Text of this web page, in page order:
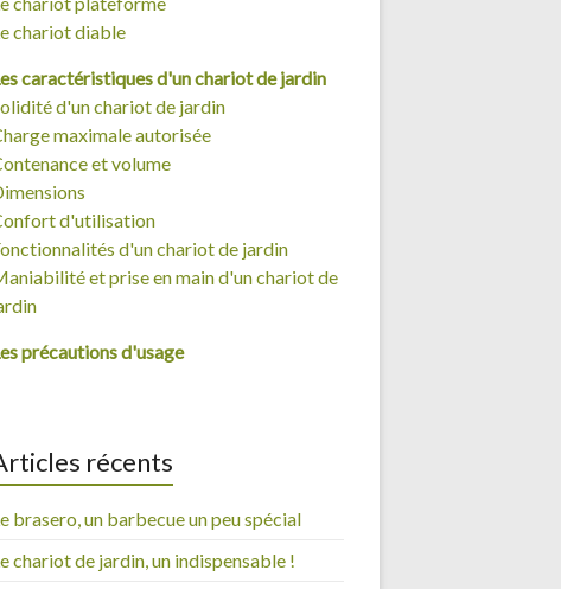
chariot diable
caractéristiques d'un chariot de jardin
d'un chariot de jardin
maximale autorisée
et volume
d'utilisation
d'un chariot de jardin
et prise en main d'un chariot de
précautions d'usage
récents
brasero, un barbecue un peu spécial
chariot de jardin, un indispensable !